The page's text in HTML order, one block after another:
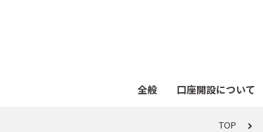
全般 口座開設について
TOP